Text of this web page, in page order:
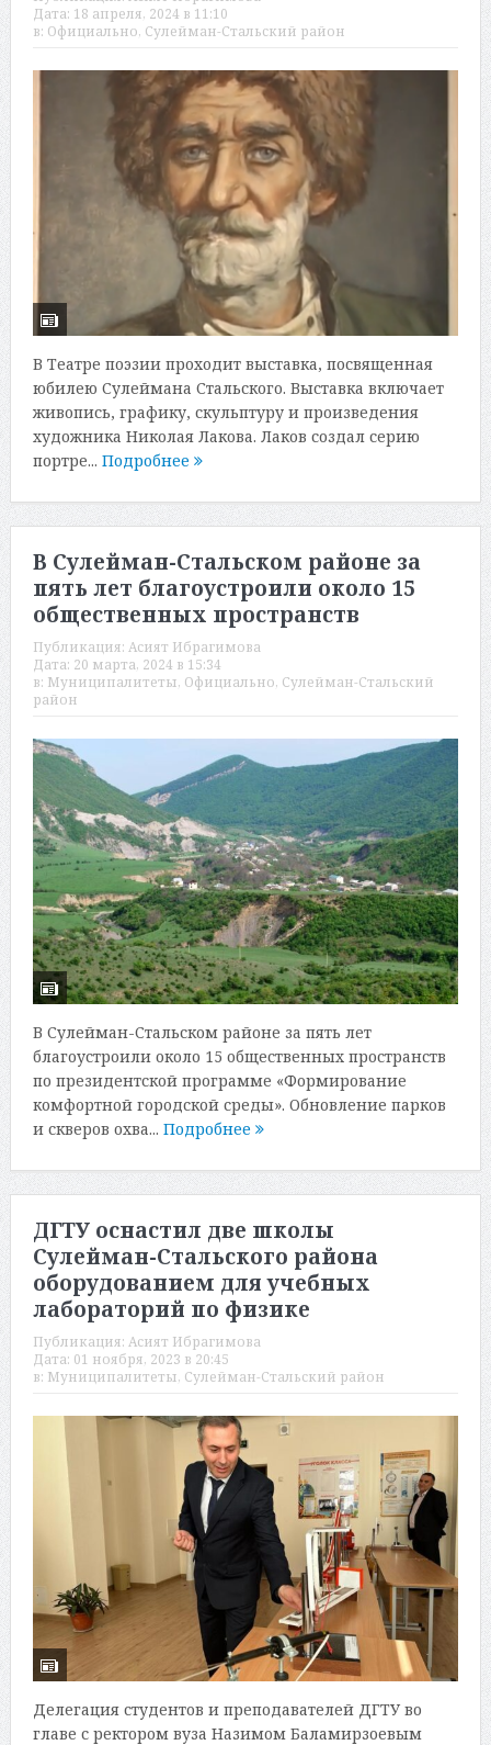
Дата: 18 апреля, 2024 в 11:10
в: Официально, Сулейман-Стальский район
В Театре поэзии проходит выставка, посвященная
юбилею Сулеймана Стальского. Выставка включает
живопись, графику, скульптуру и произведения
художника Николая Лакова. Лаков создал серию
портре... Подробнее
В Сулейман-Стальском районе за
пять лет благоустроили около 15
общественных пространств
Публикация: Асият Ибрагимова
Дата: 20 марта, 2024 в 15:34
в: Муниципалитеты, Официально, Сулейман-Стальский
район
В Сулейман-Стальском районе за пять лет
благоустроили около 15 общественных пространств
по президентской программе «Формирование
комфортной городской среды». Обновление парков
и скверов охва... Подробнее
ДГТУ оснастил две школы
Сулейман-Стальского района
оборудованием для учебных
лабораторий по физике
Публикация: Асият Ибрагимова
Дата: 01 ноября, 2023 в 20:45
в: Муниципалитеты, Сулейман-Стальский район
Делегация студентов и преподавателей ДГТУ во
главе с ректором вуза Назимом Баламирзоевым